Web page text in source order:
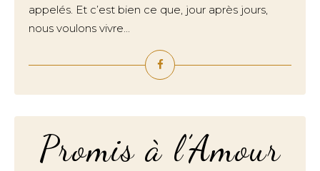
appelés. Et c’est bien ce que, jour après jours,
nous voulons vivre...
Promis à l’Amour